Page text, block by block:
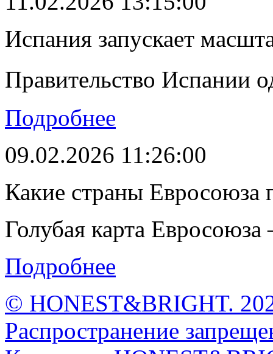
Испания запускает
Правительство Испании
Подробнее
09.02.2026 11:26:00
Какие страны Евросоюза
Голубая карта Евросоюза
Подробнее
© HONEST&BRIGHT.
Распространение